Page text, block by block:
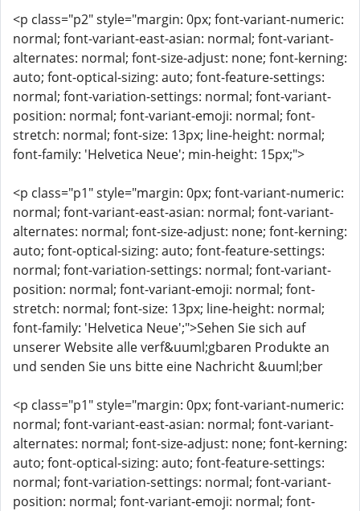
<p class="p2" style="margin: 0px; font-variant-numeric:
normal; font-variant-east-asian: normal; font-variant-
alternates: normal; font-size-adjust: none; font-kerning:
auto; font-optical-sizing: auto; font-feature-settings:
normal; font-variation-settings: normal; font-variant-
position: normal; font-variant-emoji: normal; font-
stretch: normal; font-size: 13px; line-height: normal;
font-family: 'Helvetica Neue'; min-height: 15px;">
<p class="p1" style="margin: 0px; font-variant-numeric:
normal; font-variant-east-asian: normal; font-variant-
alternates: normal; font-size-adjust: none; font-kerning:
auto; font-optical-sizing: auto; font-feature-settings:
normal; font-variation-settings: normal; font-variant-
position: normal; font-variant-emoji: normal; font-
stretch: normal; font-size: 13px; line-height: normal;
font-family: 'Helvetica Neue';">Sehen Sie sich auf
unserer Website alle verf&uuml;gbaren Produkte an
und senden Sie uns bitte eine Nachricht &uuml;ber
<p class="p1" style="margin: 0px; font-variant-numeric:
normal; font-variant-east-asian: normal; font-variant-
alternates: normal; font-size-adjust: none; font-kerning:
auto; font-optical-sizing: auto; font-feature-settings:
normal; font-variation-settings: normal; font-variant-
position: normal; font-variant-emoji: normal; font-